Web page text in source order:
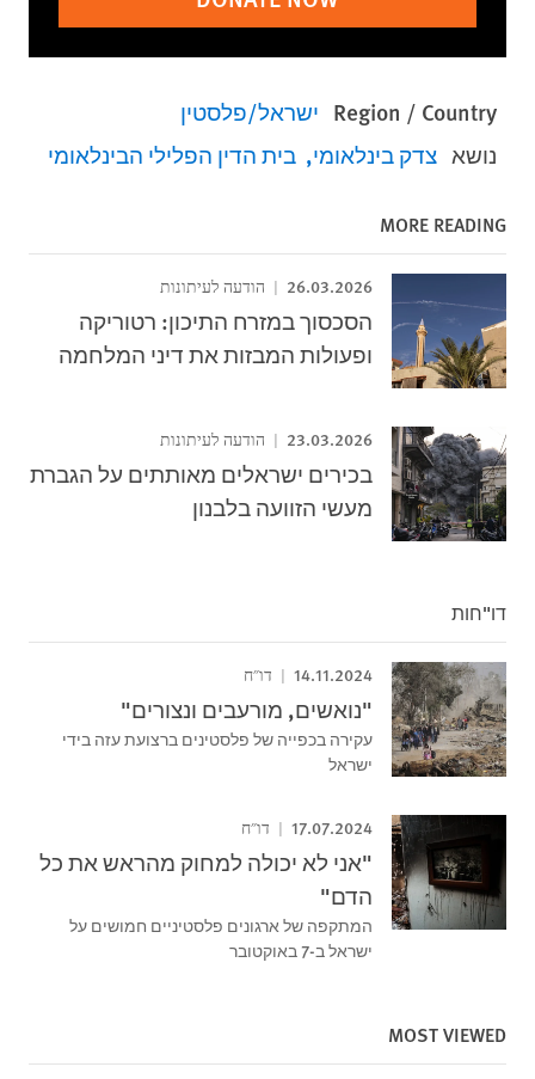
Region / Country ישראל/פלסטין
נושא צדק בינלאומי בית הדין הפלילי הבינלאומי
MORE READING
26.03.2026 הודעה לעיתונות
הסכסוך במזרח התיכון: רטוריקה
ופעולות המבזות את דיני המלחמה
23.03.2026 הודעה לעיתונות
בכירים ישראלים מאותתים על הגברת
מעשי הזוועה בלבנון
דו"חות
14.11.2024 דו"ח
"נואשים, מורעבים ונצורים"
עקירה בכפייה של פלסטינים ברצועת עזה בידי
ישראל
17.07.2024 דו"ח
"אני לא יכולה למחוק מהראש את כל
הדם"
המתקפה של ארגונים פלסטיניים חמושים על
ישראל ב-7 באוקטובר
MOST VIEWED